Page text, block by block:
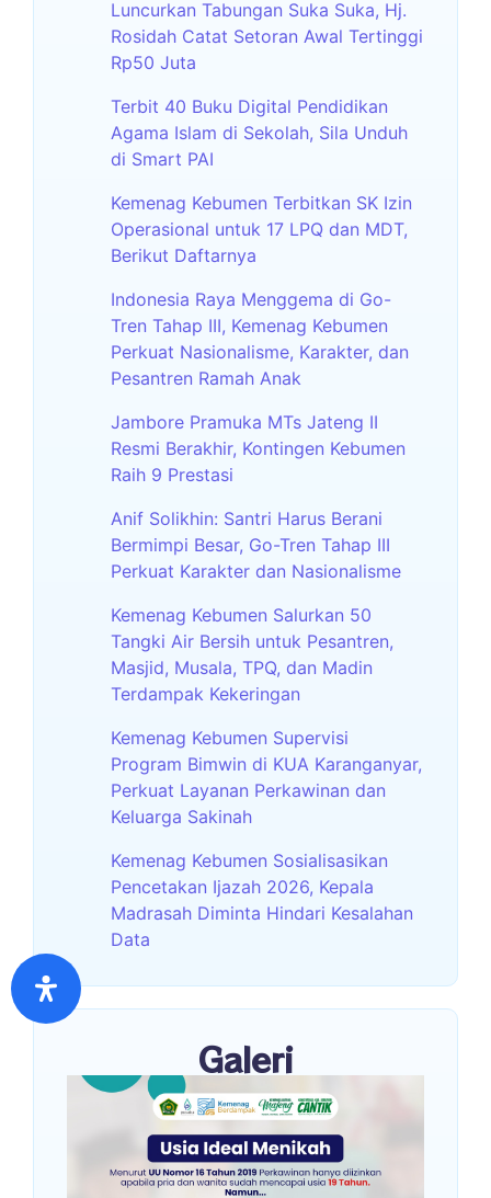
Luncurkan Tabungan Suka Suka, Hj.
Rosidah Catat Setoran Awal Tertinggi
Rp50 Juta
Terbit 40 Buku Digital Pendidikan
Agama Islam di Sekolah, Sila Unduh
di Smart PAI
Kemenag Kebumen Terbitkan SK Izin
Operasional untuk 17 LPQ dan MDT,
Berikut Daftarnya
Indonesia Raya Menggema di Go-
Tren Tahap III, Kemenag Kebumen
Perkuat Nasionalisme, Karakter, dan
Pesantren Ramah Anak
Jambore Pramuka MTs Jateng II
Resmi Berakhir, Kontingen Kebumen
Raih 9 Prestasi
Anif Solikhin: Santri Harus Berani
Bermimpi Besar, Go-Tren Tahap III
Perkuat Karakter dan Nasionalisme
Kemenag Kebumen Salurkan 50
Tangki Air Bersih untuk Pesantren,
Masjid, Musala, TPQ, dan Madin
Terdampak Kekeringan
Kemenag Kebumen Supervisi
Program Bimwin di KUA Karanganyar,
Perkuat Layanan Perkawinan dan
Keluarga Sakinah
Kemenag Kebumen Sosialisasikan
Pencetakan Ijazah 2026, Kepala
Madrasah Diminta Hindari Kesalahan
Data
Galeri